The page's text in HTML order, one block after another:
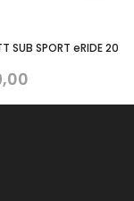
SUB SPORT eRIDE 20